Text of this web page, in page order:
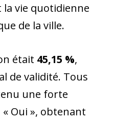
vie quotidienne
de la ville.
était 45,15 %,
de validité. Tous
une forte
Oui », obtenant